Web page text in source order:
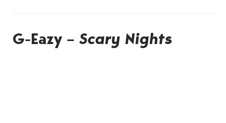
G-Eazy – Scary Nights